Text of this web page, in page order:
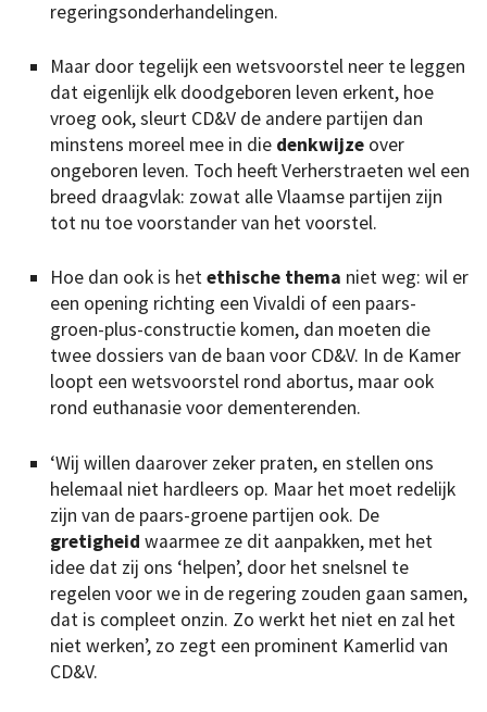
regeringsonderhandelingen.
Maar door tegelijk een wetsvoorstel neer te leggen
dat eigenlijk elk doodgeboren leven erkent, hoe
vroeg ook, sleurt CD&V de andere partijen dan
minstens moreel mee in die denkwijze over
ongeboren leven. Toch heeft Verherstraeten wel een
breed draagvlak: zowat alle Vlaamse partijen zijn
tot nu toe voorstander van het voorstel.
Hoe dan ook is hetethische thema niet weg: wil er
een opening richting een Vivaldi of een paars-
groen-plus-constructie komen, dan moeten die
twee dossiers van de baan voor CD&V. In de Kamer
loopt een wetsvoorstel rond abortus, maar ook
rond euthanasie voor dementerenden.
‘Wij willen daarover zeker praten, en stellen ons
helemaal niet hardleers op. Maar het moet redelijk
zijn van de paars-groene partijen ook. De
gretigheid waarmee ze dit aanpakken, met het
idee dat zij ons ‘helpen’, door het snelsnel te
regelen voor we in de regering zouden gaan samen,
dat is compleet onzin. Zo werkt het niet en zal het
niet werken’, zo zegt een prominent Kamerlid van
CD&V.